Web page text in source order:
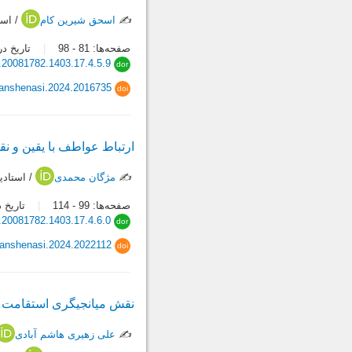
✍️ اسحق شیرین کام /
صفحه‌ها: 81
-
98 تاریخ
dor
doi
ارتباط عواطف با یقین و
✍️ مژگان محمدی /
صفحه‌ها: 99
-
114 تاریخ
dor
doi
نقش میانجیگری
✍️ علی زهیری هاشم آبادی